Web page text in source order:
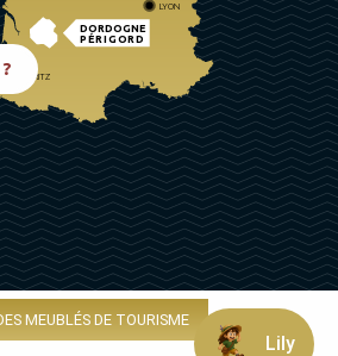
DORDOGNE
PÉRIGORD
LYON
BIARRITZ
MEUBLÉS DE TOURISME
Lily